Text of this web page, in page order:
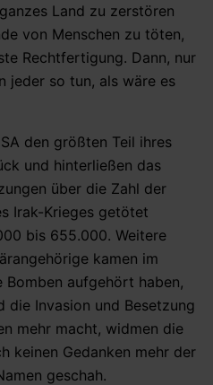
Land zu zerstören
von Menschen zu töten,
Rechtfertigung. Dann, nur
jeder so tun, als wäre es
den größten Teil ihres
und hinterließen das
über die Zahl der
Irak-Krieges getötet
bis 655.000. Weitere
kamen im
Bomben aufgehört haben,
die Invasion und Besetzung
mehr macht, widmen die
keinen Gedanken mehr der
geschah.